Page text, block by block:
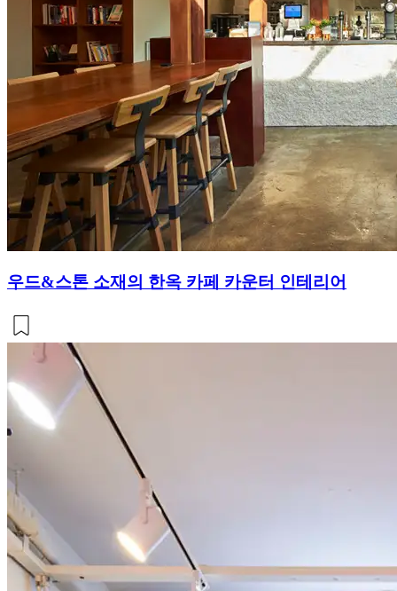
우드&스톤 소재의 한옥 카페 카운터 인테리어